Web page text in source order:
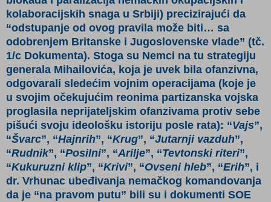
kolaboracijskih snaga u Srbiji) precizirajući da
“odstupanje od ovog pravila može biti… sa
odobrenjem Britanske i Jugoslovenske vlade” (tč.
1/c Dokumenta). Stoga su Nemci na tu strategiju
generala Mihailovića, koja je uvek bila ofanzivna,
odgovarali sledećim vojnim operacijama (koje je
u svojim očekujućim reonima partizanska vojska
proglasila neprijateljskim ofanzivama protiv sebe
pišući svoju ideološku istoriju posle rata): “Vajs”,
“Švarc”, “Hajnrih”, “Krug”, “Jutarnji vazduh”,
“Rudnik”, “Posilni”, “Arilje”, “Tevtonski riteri”,
“Kukuruzni klip”, “Krivi”, “Ovseni hleb”, “Erih”, i
dr. Vrhunac ubeđivanja nemačkog komandovanja
da je “na pravom putu” bili su i dokumenti SOE